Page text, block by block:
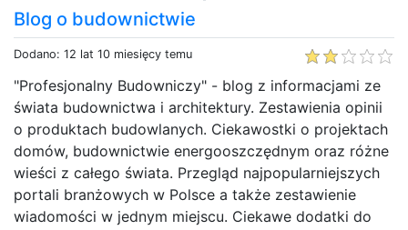
Blog o budownictwie
Dodano: 12 lat 10 miesięcy temu
"Profesjonalny Budowniczy" - blog z informacjami ze
świata budownictwa i architektury. Zestawienia opinii
o produktach budowlanych. Ciekawostki o projektach
domów, budownictwie energooszczędnym oraz różne
wieści z całego świata. Przegląd najpopularniejszych
portali branżowych w Polsce a także zestawienie
wiadomości w jednym miejscu. Ciekawe dodatki do